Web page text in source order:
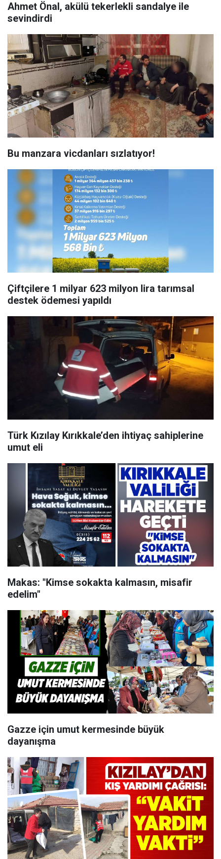
Ahmet Önal, akülü tekerlekli sandalye ile
sevindirdi
Bu manzara vicdanları sızlatıyor!
Çiftçilere 1 milyar 623 milyon lira tarımsal
destek ödemesi yapıldı
Türk Kızılay Kırıkkale’den ihtiyaç sahiplerine
umut eli
Makas: "Kimse sokakta kalmasın, misafir
edelim"
Gazze için umut kermesinde büyük
dayanışma